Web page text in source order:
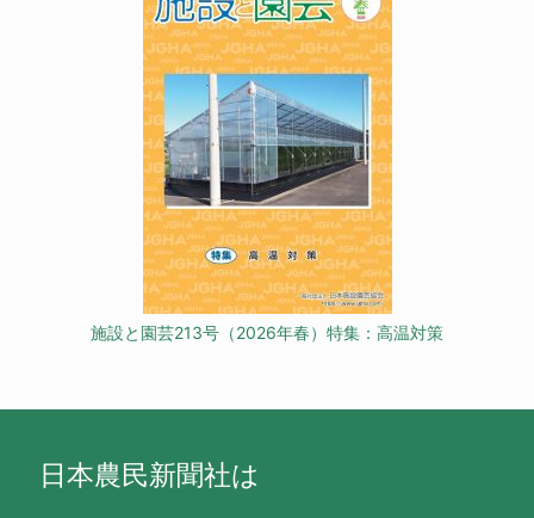
施設と園芸213号（2026年春）特集：高温対策
日本農民新聞社は